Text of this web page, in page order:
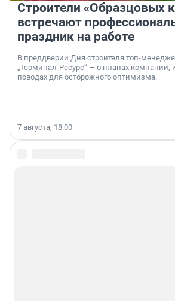
Строители «Образцовых
встречают
праздник на работе
В преддверии Дня строителя топ-
„Терминал-Ресурс“ — о планах компании,
поводах для осторожного оптимизма.
7 августа, 18:00